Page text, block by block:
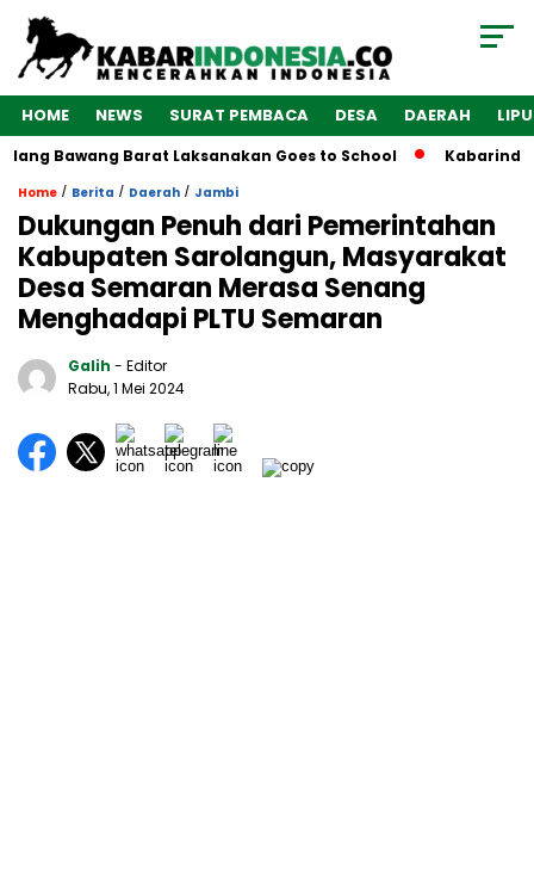
HOME NEWS SURAT PEMBACA DESA DAERAH
Bawang Barat Laksanakan Goes to School
Home / Berita / Daerah / Jambi
Dukungan Penuh dari Pemerintahan
Kabupaten Sarolangun, Masyarakat
Desa Semaran Merasa Senang
Menghadapi PLTU Semaran
Galih - Editor
Rabu, 1 Mei 2024